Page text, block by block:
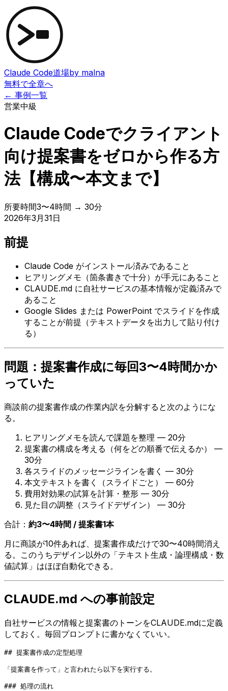
Claude Code道場by malna
無料で全章へ
← 事例一覧
営業中級
Claude Codeでクライアント
向け提案書をゼロから作る方
法【構成〜本文まで】
所要時間3〜4時間 → 30分
2026年3月31日
前提
Claude Code がインストール済みであること
ヒアリングメモ（箇条書きで十分）が手元にあること
CLAUDE.md に自社サービスの基本情報が定義済みで
あること
Google Slides または PowerPoint でスライドを作成
することが前提（テキストデータを出力して貼り付け
る）
問題：提案書作成に毎回3〜4時間かか
っていた
商談前の提案書作成の作業内訳を分解すると次のようにな
る。
ヒアリングメモを読んで課題を整理 — 20分
提案書の構成を考える（何をどの順番で伝えるか） —
30分
各スライドのメッセージラインを書く — 30分
本文テキストを書く（スライドごと） — 60分
費用対効果の試算を計算・整形 — 30分
見た目の調整（スライドデザイン） — 30分
合計： 約3〜4時間 / 提案書1本
月に商談が10件あれば、提案書作成だけで30〜40時間消え
る。このうちデザイン以外の「テキスト生成・論理構成・数
値試算」はほぼ自動化できる。
CLAUDE.md への事前設定
自社サービスの情報と提案書のトーンをCLAUDE.mdに定義
しておく。毎回プロンプトに書かなくていい。
## 提案書作成の定型処理
「提案書を作って」と言われたら以下を実行する。
### 処理の流れ